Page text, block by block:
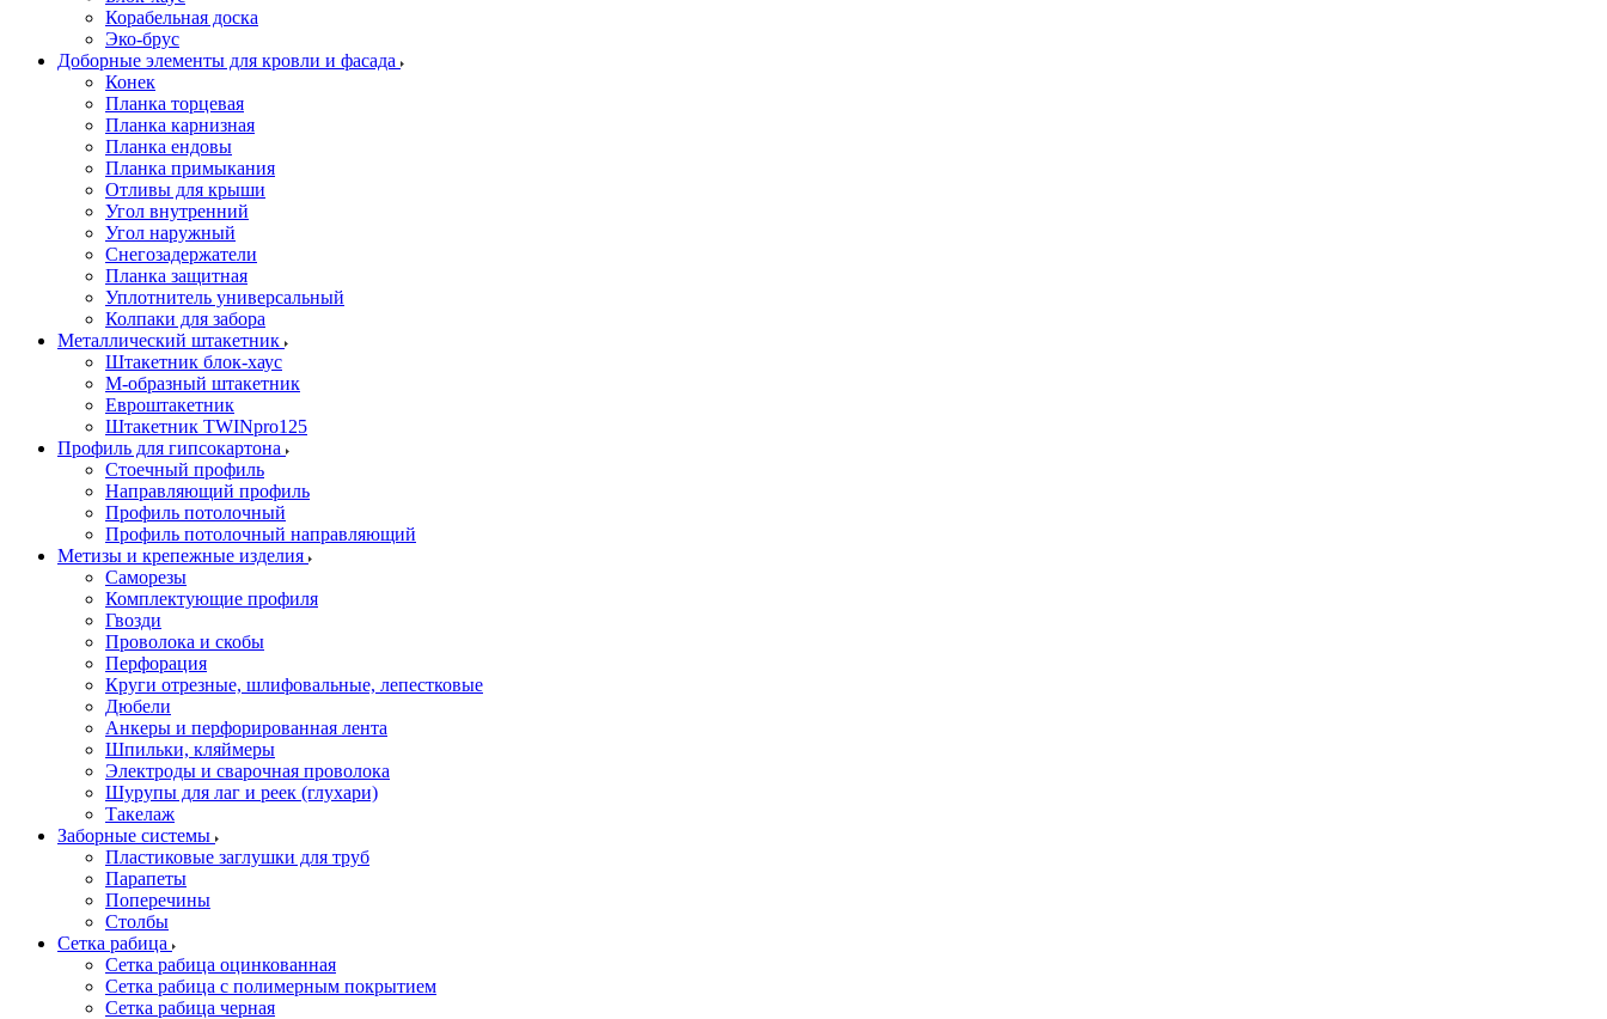
Корабельная доска
Эко-брус
Доборные элементы для кровли и фасада
Конек
Планка торцевая
Планка карнизная
Планка ендовы
Планка примыкания
Отливы для крыши
Угол внутренний
Угол наружный
Снегозадержатели
Планка защитная
Уплотнитель универсальный
Колпаки для забора
Металлический штакетник
Штакетник блок-хаус
М-образный штакетник
Евроштакетник
Штакетник TWINpro125
Профиль для гипсокартона
Стоечный профиль
Направляющий профиль
Профиль потолочный
Профиль потолочный направляющий
Метизы и крепежные изделия
Саморезы
Комплектующие профиля
Гвозди
Проволока и скобы
Перфорация
Круги отрезные, шлифовальные, лепестковые
Дюбели
Анкеры и перфорированная лента
Шпильки, кляймеры
Электроды и сварочная проволока
Шурупы для лаг и реек (глухари)
Такелаж
Заборные системы
Пластиковые заглушки для труб
Парапеты
Поперечины
Столбы
Сетка рабица
Сетка рабица оцинкованная
Сетка рабица с полимерным покрытием
Сетка рабица черная